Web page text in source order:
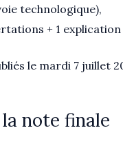
technologique),
+ 1
le mardi 7 juillet
note finale